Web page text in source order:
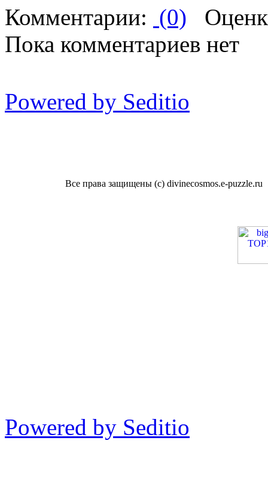
Комментарии: (0)
Пока комментариев нет
Powered by Seditio
Все права защищены (с) divinecosmos.e-puzzle.ru
Powered by Seditio